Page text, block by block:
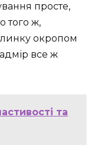
просте,
того ж,
окропом
все ж
та